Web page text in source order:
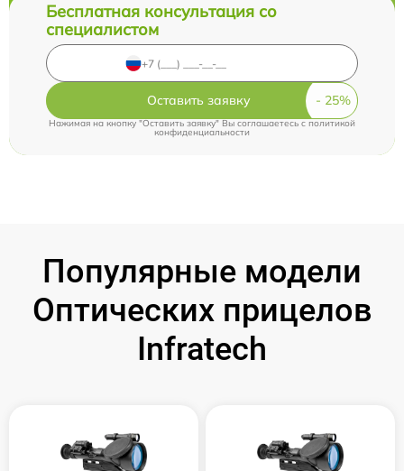
Бесплатная консультация со
специалистом
Оставить заявку
Нажимая на кнопку "Оставить заявку" Вы соглашаетесь cполитикой
конфиденциальности
Популярные модели
Оптических прицелов
Infratech